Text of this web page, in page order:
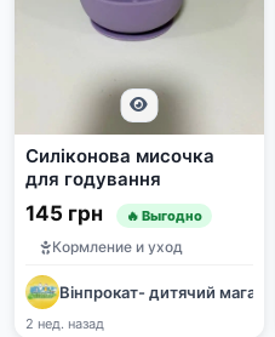
Силіконова мисочка
для годування
145 грн 🔥 Выгодно
Кормление и уход
Вінпрокат- дитячий магазин
2 нед. назад